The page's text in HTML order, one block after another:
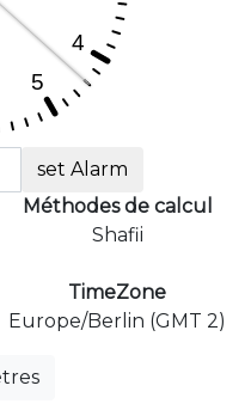
set Alarm
Méthodes de calcul
Shafii
TimeZone
Europe/Berlin (GMT 2)